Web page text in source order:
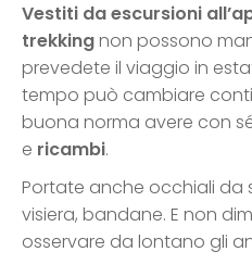
Vestiti da escursioni
trekkingnon possono
prevedete il viaggio in
tempo può cambiare
buona norma avere con
e ricambi.
Portate anche occhiali da
visiera, bandane. E non
osservare da lontano gli